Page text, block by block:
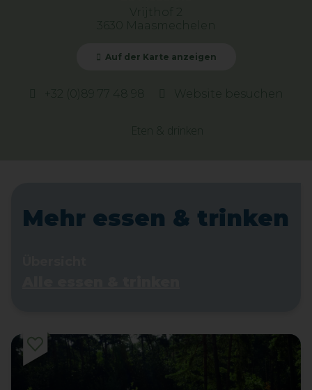
Vrijthof 2
3630 Maasmechelen
Auf der Karte anzeigen
+32 (0)89 77 48 98 Website besuchen
Eten & drinken
Mehr essen & trinken